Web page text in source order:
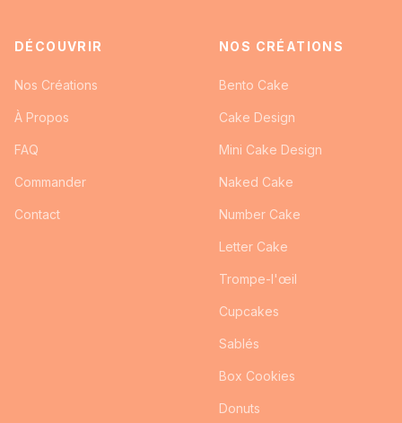
DÉCOUVRIR
Nos Créations
À Propos
FAQ
Commander
Contact
NOS CRÉATIONS
Bento Cake
Cake Design
Mini Cake Design
Naked Cake
Number Cake
Letter Cake
Trompe-l'œil
Cupcakes
Sablés
Box Cookies
Donuts